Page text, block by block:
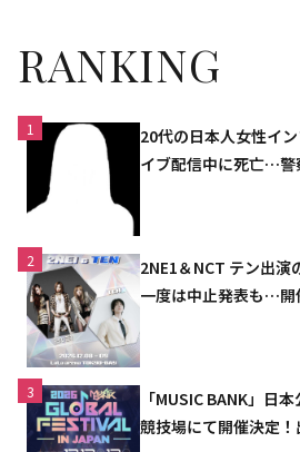
RANKING
1
20代の日本人女性イ
イブ配信中に死亡…警
2
2NE1＆NCT テン出演
一度は中止発表も…開
3
「MUSIC BANK」日
競技場にて開催決定